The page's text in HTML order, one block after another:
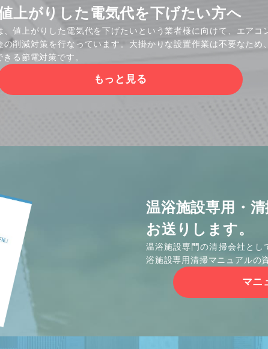
上がりした電気代を下げたい方へ
、値上がりした電気代を下げたいという業者様に向けて、エアコ
の削減対策を行なっています。大掛かりな設置作業は不要なため、
きる節電対策です。
もっと見る
温浴施設専用・
お送りします。
温浴施設専門の清掃会社とし
浴施設専用清掃マニュアルの
マニ